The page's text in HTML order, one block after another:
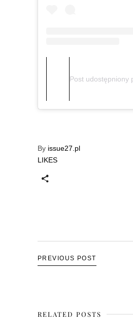
Post udostępniony
By issue27.pl
LIKES
PREVIOUS POST
RELATED POSTS